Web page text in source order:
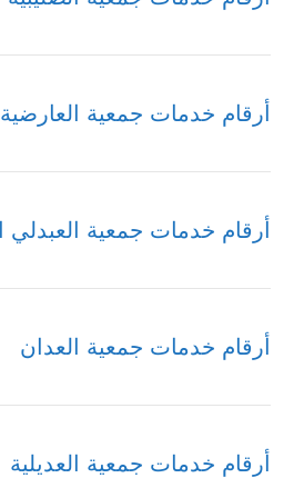
أرقام خدمات جمعية العارضية
أرقام خدمات جمعية العبدلي
أرقام خدمات جمعية العدان
أرقام خدمات جمعية العديلية